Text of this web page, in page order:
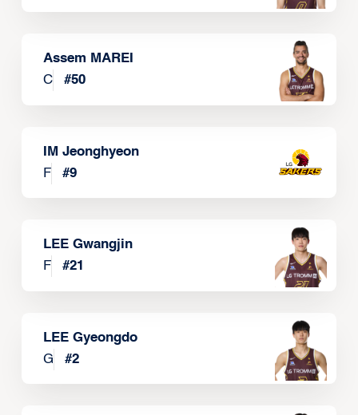
Assem MAREI
C
#50
IM Jeonghyeon
F
#9
LEE Gwangjin
F
#21
LEE Gyeongdo
G
#2